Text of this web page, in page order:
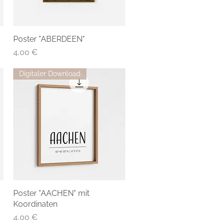
Poster "ABERDEEN"
Preis
4,00 €
Digitaler Download
Poster "AACHEN" mit
Koordinaten
Preis
4,00 €